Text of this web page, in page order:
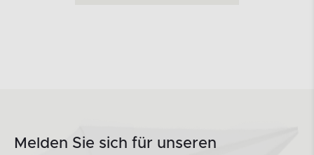
Melden Sie sich für unseren